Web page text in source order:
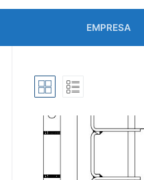
EMPRESA